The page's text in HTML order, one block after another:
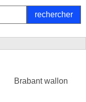
Brabant wallon